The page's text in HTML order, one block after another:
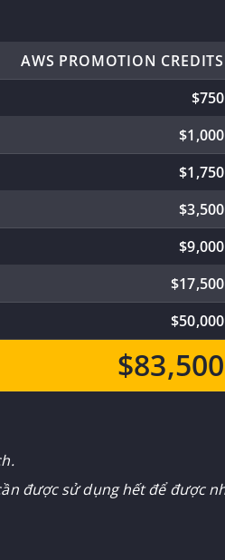
AWS PROMOTION CREDITS
$750
$1,000
$1,750
$3,500
$9,000
$17,500
$50,000
$83,500
được sử dụng hết để được